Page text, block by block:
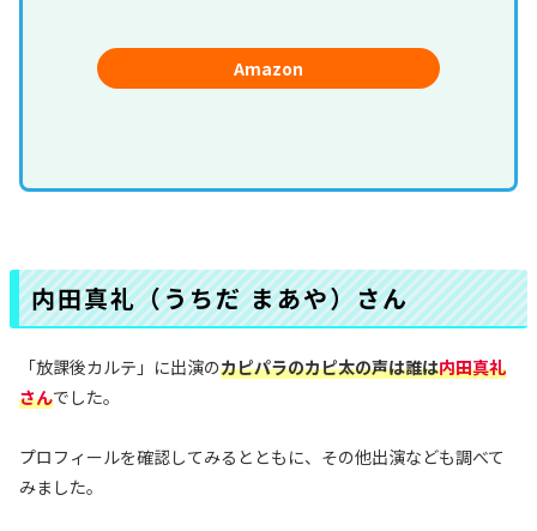
Amazon
内田真礼（うちだ まあや）さん
「放課後カルテ」に出演のカピパラのカピ太の声は誰は内田真礼
さんでした。
プロフィールを確認してみるとともに、その他出演なども調べて
みました。